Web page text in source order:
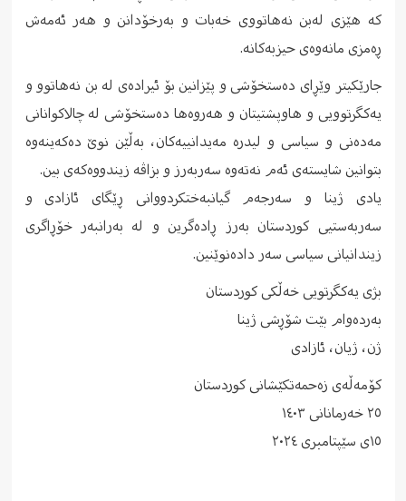
که هێزی لەبن نەهاتووی خەبات و بەرخۆدانن و هەر ئەمەش
ڕەمزی مانەوەی حیزبەکانە.
جارێکیتر وێڕای دەستخۆشی و پێزانین بۆ ئیرادەی لە بن نەهاتوو و
یەکگرتوویی و هاوپشتیتان و هەروەها دەستخۆشی له چالاکوانانی
مەدەنی و سیاسی و لیدرە مەیدانییەکان، بەڵێن نوێ دەکەینەوە
بتوانین شایستەی ئەم نەتەوە سەربەرز و بزاڤە زیندووەکەی بین.
یادی ژینا و سەرجەم گیانبەختکردووانی ڕێگای ئازادی و
سەربەستیی کوردستان بەرز ڕادەگرین و لە بەرانبەر خۆڕاگری
زیندانیانی سیاسی سەر دادەنوێنین.
بژی یەکگرتویی خەڵکی کوردستان
بەردەوام بێت شۆڕشی ژینا
ژن، ژیان، ئازادی
کۆمەڵەی زەحمەتکێشانی کوردستان
٢٥ خەرمانانی ١٤٠٣
١٥ی سێپتامبری ٢٠٢٤